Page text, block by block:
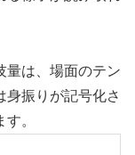
量は、場面のテン
身振りが記号化さ
。